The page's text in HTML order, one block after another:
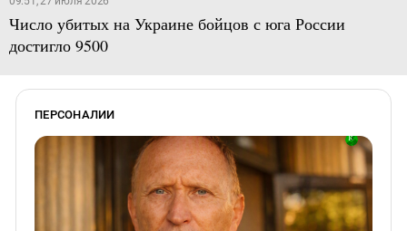
Число убитых на Украине бойцов с юга России
достигло 9500
ПЕРСОНАЛИИ